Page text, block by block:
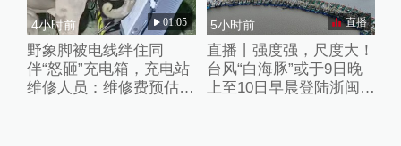
4小时前 01:05
野象脚被电线绊住同
伴“怒砸”充电箱，充电站
维修人员：维修费预估2
5小时前 直播
直播丨强度强，尺度大！
台风“白海豚”或于9日晚
上至10日早晨登陆浙闽沿